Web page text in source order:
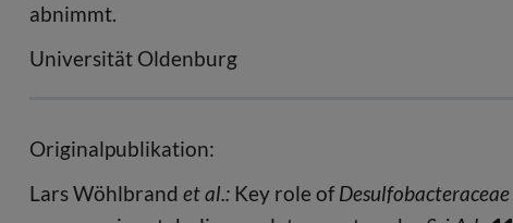
abnimmt.
Universität Oldenburg
Originalpublikation:
Lars Wöhlbrand et al.: Key role of Desulfobacteraceae